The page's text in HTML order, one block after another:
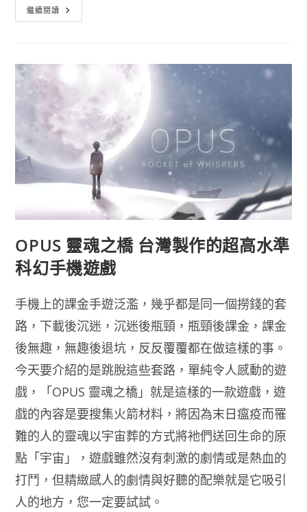
繼續閱讀 天
堂
先
角
快
ID
先
搶
下
OPUS 靈魂之橋 台灣製作的超高水準
科幻手機遊戲
手機上的課金手遊泛濫，幾乎都是同一個撈錢的套
路，下載後沉迷，沉迷後瓶頸，瓶頸後課金，課金
後無趣，無趣後退坑，反反覆覆都在做這樣的事。
今天要介紹的是跳脫這些套路，單純令人感動的遊
戲，「OPUS 靈魂之橋」就是這樣的一款遊戲，遊
戲的內容是要搜集火箭材料，將因為末日瘟疫而罹
難的人的靈魂以宇宙葬的方式將衪們送回生命的原
點「宇宙」，遊戲雖然沒有刺激的劇情或是熱血的
打鬥，但精緻感人的劇情與好聽的配樂就是它吸引
人的地方，您一定要試試。